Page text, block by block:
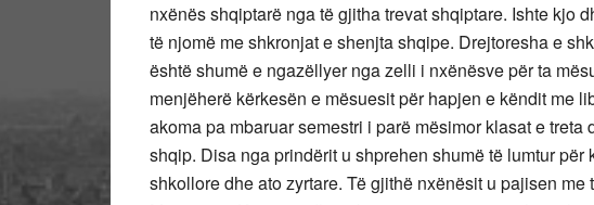
nxënës shqiptarë nga të gjitha trevat shqiptare. Ishte kjo
të njomë me shkronjat e shenjta shqipe. Drejtoresha e
është shumë e ngazëllyer nga zelli i nxënësve për ta
menjëherë kërkesën e mësuesit për hapjen e këndit me
akoma pa mbaruar semestri i parë mësimor klasat e
shqip. Disa nga prindërit u shprehen shumë të lumtur
shkollore dhe ato zyrtare. Të gjithë nxënësit u pajisen